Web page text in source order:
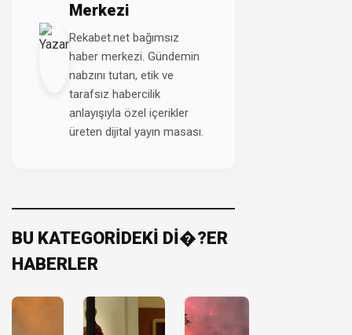
Merkezi
Rekabet.net bağımsız
haber merkezi. Gündemin
nabzını tutan, etik ve
tarafsız habercilik
anlayışıyla özel içerikler
üreten dijital yayın masası.
BU KATEGORİDEKİ Dİ�?ER
HABERLER